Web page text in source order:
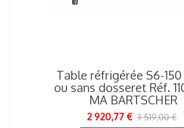
Table réfrigérée S6-
ou sans dosseret Réf.
MA BARTSCHER
2 920,77 € 3 519,00 €